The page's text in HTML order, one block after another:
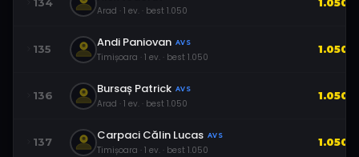
Arad · 1 ev. · best 1.050
135 Andi Paniovan AVS
Timișoara · 1 ev. · best 1.050
1.050
136 Bursaș Patrick AVS
Arad · 1 ev. · best 1.050
1.050
137 Carpaci Călin Lucas AVS
Timișoara · 1 ev. · best 1.050
1.050